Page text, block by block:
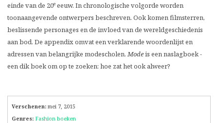
einde van de 20e eeuw. In chronologische volgorde worden
toonaangevende ontwerpers beschreven. Ook komen filmsterren,
beslissende personages en de invloed van de wereldgeschiedenis
aan bod. De appendix omvat een verklarende woordenlijst en
adressen van belangrijke modescholen.Modeis een naslagboek -
een dik boek om op te zoeken: hoe zat het ook alweer?
Verschenen: mei 7, 2015
Genres: Fashion boeken